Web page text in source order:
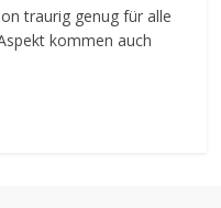
traurig genug für alle
kommen auch